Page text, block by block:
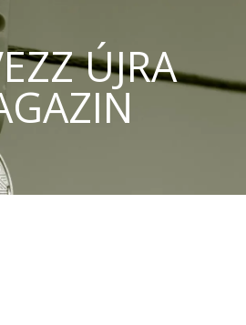
ÚJRA